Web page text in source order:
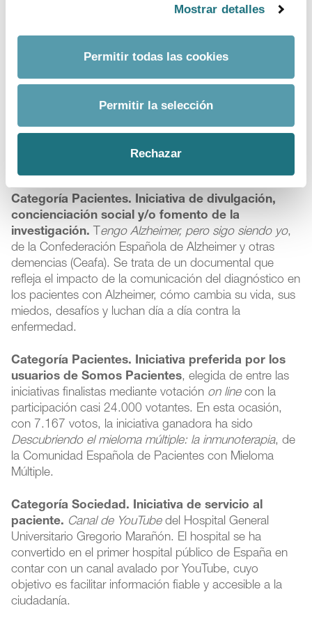
Mostrar detalles
Permitir todas las cookies
Permitir la selección
Rechazar
autismo en bebés antes de los 36 meses.
Categoría Pacientes. Iniciativa de servicio al
Casa de acogidade la Asociación de
Castilla y León (Pyfano). Esta casa va destinada al
acogimiento de todas aquellas familias que no cuentan
quedarse durante el periodo de duración de la
enfermedad del menor. Encontrando en ella un lugar
Categoría Pacientes. Iniciativa de divulgación,
concienciación social y/o fomento de la
investigación. T engo Alzheimer, pero sigo siendo yo,
de la Confederación Española de Alzheimer y otras
demencias (Ceafa). Se trata de un documental que
refleja el impacto de la comunicación del diagnóstico en
los pacientes con Alzheimer, cómo cambia su vida, sus
miedos, desafíos y luchan día a día contra la
enfermedad.
Categoría Pacientes. Iniciativa preferida por los
usuarios de Somos Pacientes, elegida de entre las
iniciativas finalistas mediante votación on linecon la
participación casi 24.000 votantes. En esta ocasión,
con 7.167 votos, la iniciativa ganadora ha sido
Descubriendo el mieloma múltiple: la inmunoterapia, de
la Comunidad Española de Pacientes con Mieloma
Múltiple.
Categoría Sociedad. Iniciativa de servicio al
paciente. Canal de YouTubedel Hospital General
Universitario Gregorio Marañón. El hospital se ha
convertido en el primer hospital público de España en
contar con un canal avalado por YouTube, cuyo
objetivo es facilitar información fiable y accesible a la
ciudadanía.